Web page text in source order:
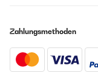
Zahlungsmethoden